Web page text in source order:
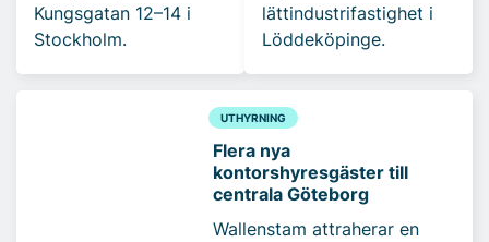
Kungsgatan 12–14 i
Stockholm.
lättindustrifastighet i
Löddeköpinge.
UTHYRNING
Flera nya
kontorshyresgäster till
centrala Göteborg
Wallenstam attraherar en